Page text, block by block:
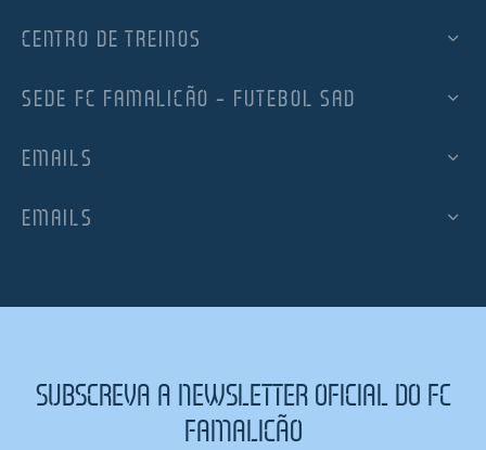
CENTRO DE TREINOS
SEDE FC FAMALICÃO – FUTEBOL SAD
EMAILS
EMAILS
SUBSCREVA A NEWSLETTER OFICIAL DO FC
FAMALICÃO